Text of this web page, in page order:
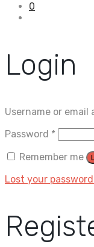
0
Login
Username or email
Password *
Remember me
Lost your